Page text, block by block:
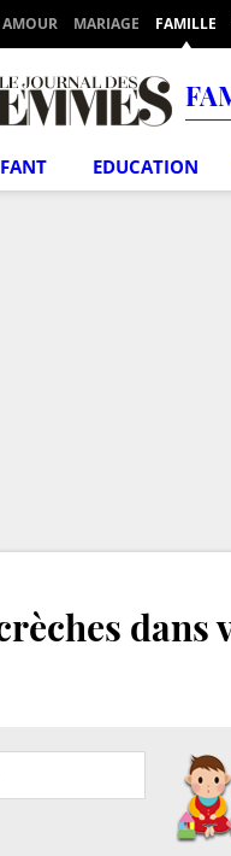
AMOUR MARIAGE FAMILLE
EDUCATION
dans